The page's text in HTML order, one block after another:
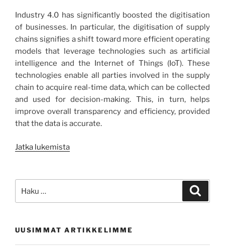
Industry 4.0 has significantly boosted the digitisation
of businesses. In particular, the digitisation of supply
chains signifies a shift toward more efficient operating
models that leverage technologies such as artificial
intelligence and the Internet of Things (IoT). These
technologies enable all parties involved in the supply
chain to acquire real-time data, which can be collected
and used for decision-making. This, in turn, helps
improve overall transparency and efficiency, provided
that the data is accurate.
Jatka lukemista”Open-
to
processes
for
UUSIMMAT ARTIKKELIMME